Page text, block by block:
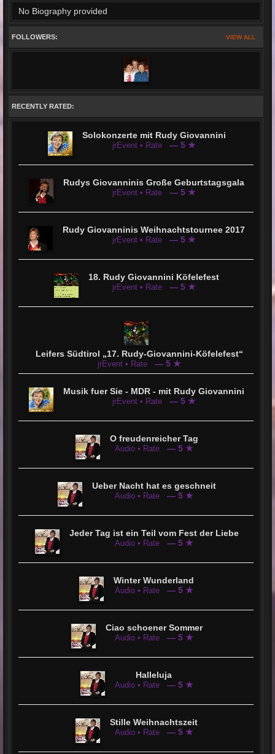
No Biography provided
VIEW ALL
FOLLOWERS:
RECENTLY RATED:
Solokonzerte mit Rudy Giovannini
jrEvent • Rate — 5 ★
Rudys Giovanninis Große Geburtstagsgala
jrEvent • Rate — 5 ★
Rudy Giovanninis Weihnachtstournee 2017
jrEvent • Rate — 5 ★
18. Rudy Giovannini Köfelefest
jrEvent • Rate — 5 ★
Leifers Südtirol „17. Rudy-Giovannini-Köfelefest“
jrEvent • Rate — 5 ★
Musik fuer Sie - MDR - mit Rudy Giovannini
jrEvent • Rate — 5 ★
O freudenreicher Tag
Audio • Rate — 5 ★
Ueber Nacht hat es geschneit
Audio • Rate — 5 ★
Jeder Tag ist ein Teil vom Fest der Liebe
Audio • Rate — 5 ★
Winter Wunderland
Audio • Rate — 5 ★
Ciao schoener Sommer
Audio • Rate — 5 ★
Halleluja
Audio • Rate — 5 ★
Stille Weihnachtszeit
Audio • Rate — 5 ★